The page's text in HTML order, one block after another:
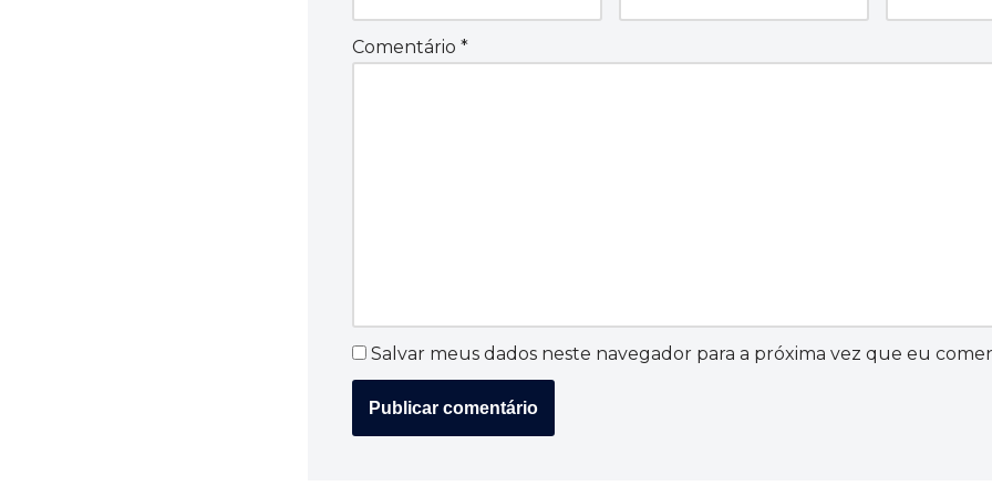
Comentário *
Salvar meus dados neste navegador para a próxima vez que eu